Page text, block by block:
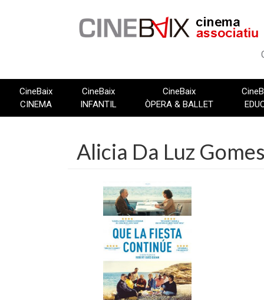
CineBaix
CINEMA
CineBaix
INFANTIL
CineBaix
ÒPERA & BALLET
Alicia Da Luz